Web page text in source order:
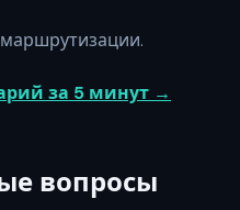
за 5 минут →
вопросы